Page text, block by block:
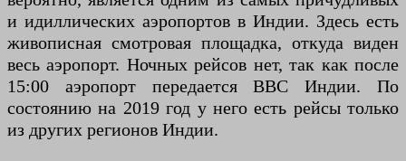
и идиллических аэропортов в Индии. Здесь есть
живописная смотровая площадка, откуда виден
весь аэропорт. Ночных рейсов нет, так как после
15:00 аэропорт передается ВВС Индии. По
состоянию на 2019 год у него есть рейсы только
из других регионов Индии.